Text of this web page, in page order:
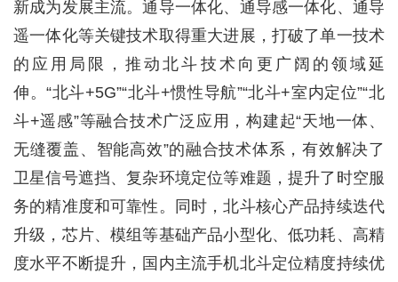
新成为发展主流。通导一体化、通导感一体化、通导
遥一体化等关键技术取得重大进展，打破了单一技术
的应用局限，推动北斗技术向更广阔的领域延
伸。“北斗+5G”“北斗+惯性导航”“北斗+室内定位”“北
斗+遥感”等融合技术广泛应用，构建起“天地一体、
无缝覆盖、智能高效”的融合技术体系，有效解决了
卫星信号遮挡、复杂环境定位等难题，提升了时空服
务的精准度和可靠性。同时，北斗核心产品持续迭代
升级，芯片、模组等基础产品小型化、低功耗、高精
度水平不断提升，国内主流手机北斗定位精度持续优